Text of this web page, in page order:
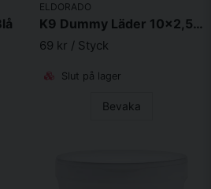
fråga
ELDORADO
K9 Dummy Läder 10x2,5cm
69 kr / Styck
Slut på lager
Bevaka